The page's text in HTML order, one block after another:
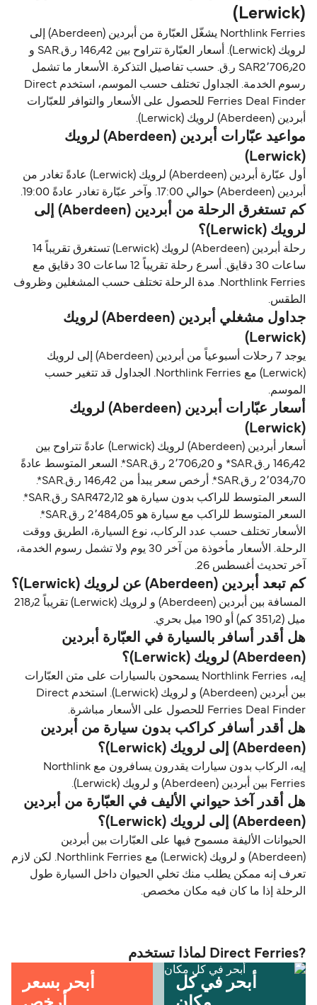
(Lerwick)
Northlink Ferries يشغّل العبّارة من أبردين (Aberdeen) إلى
لرویك (Lerwick). أسعار العبّارة تتراوح بين 146٫42 ر.ق.‏SAR و
SAR2٬706٫20 ر.ق.‏ حسب تفاصيل التذكرة. الأسعار ما تشمل
رسوم الخدمة. الجداول تختلف حسب الموسم، استخدم Direct
Ferries Deal Finder للحصول على الأسعار والتوافر للعبّارات
أبردين (Aberdeen) لرویك (Lerwick).
مواعيد عبّارات أبردين (Aberdeen) لرویك
(Lerwick)
أول عبّارة أبردين (Aberdeen) لرویك (Lerwick) عادةً تغادر من
أبردين (Aberdeen) حوالي 17:00. وآخر عبّارة تغادر عادةً 19:00.
كم تستغرق الرحلة من أبردين (Aberdeen) إلى
لرویك (Lerwick)؟
رحلة أبردين (Aberdeen) لرویك (Lerwick) تستغرق تقريباً 14
ساعات 30 دقايق. أسرع رحلة تقريباً 12 ساعات 30 دقايق مع
Northlink Ferries. مدة الرحلة تختلف حسب المشغلين وظروف
الطقس.
جداول مشغلي أبردين (Aberdeen) لرویك
(Lerwick)
يوجد 7 رحلات أسبوعياً من أبردين (Aberdeen) إلى لرویك
(Lerwick) مع Northlink Ferries. الجداول قد تتغير حسب
الموسم.
أسعار عبّارات أبردين (Aberdeen) لرویك
(Lerwick)
أسعار أبردين (Aberdeen) لرویك (Lerwick) عادةً تتراوح بين
146٫42 ر.ق.‏SAR* و 2٬706٫20 ر.ق.‏SAR*. السعر المتوسط عادةً
2٬034٫70 ر.ق.‏SAR*. أرخص سعر يبدأ من 146٫42 ر.ق.‏SAR*.
السعر المتوسط للراكب بدون سيارة هو SAR472٫12 ر.ق.‏SAR*.
السعر المتوسط للراكب مع سيارة هو 2٬484٫05 ر.ق.‏SAR*.
الأسعار تختلف حسب عدد الركاب، نوع السيارة، الطريق ووقت
الرحلة. الأسعار مأخوذة من آخر 30 يوم ولا تشمل رسوم الخدمة،
آخر تحديث أغسطس 26.
كم تبعد أبردين (Aberdeen) عن لرویك (Lerwick)؟
المسافة بين أبردين (Aberdeen) و لرویك (Lerwick) تقريباً 218٫2
ميل (351٫2 كم) أو 190 ميل بحري.
هل أقدر أسافر بالسيارة في العبّارة أبردين
(Aberdeen) لرویك (Lerwick)؟
إيه، Northlink Ferries يسمحون بالسيارات على متن العبّارات
بين أبردين (Aberdeen) و لرویك (Lerwick). استخدم Direct
Ferries Deal Finder للحصول على الأسعار مباشرة.
هل أقدر أسافر كراكب بدون سيارة من أبردين
(Aberdeen) إلى لرویك (Lerwick)؟
إيه، الركاب بدون سيارات يقدرون يسافرون مع Northlink
Ferries بين أبردين (Aberdeen) و لرویك (Lerwick).
هل أقدر آخذ حيواني الأليف في العبّارة من أبردين
(Aberdeen) إلى لرویك (Lerwick)؟
الحيوانات الأليفة مسموح فيها على العبّارات بين أبردين
(Aberdeen) و لرویك (Lerwick) مع Northlink Ferries. لكن لازم
تعرف إنه ممكن يطلب منك تخلي الحيوان داخل السيارة طول
الرحلة إذا ما كان فيه مكان مخصص.
?Direct Ferries لماذا تستخدم
أبحر في كل
أبحر بسعر